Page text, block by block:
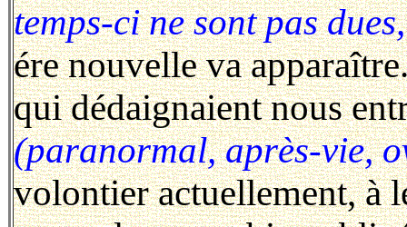
temps-ci ne sont pas
ére nouvelle va
qui dédaignaient nous
(paranormal, après-vie,
volontier actuellement, à